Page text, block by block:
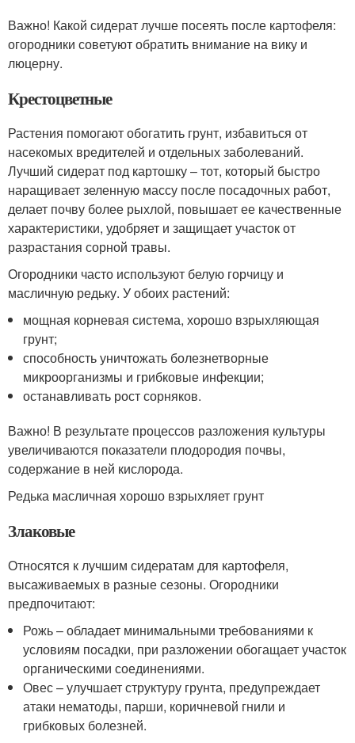
Важно! Какой сидерат лучше посеять после картофеля:
огородники советуют обратить внимание на вику и
люцерну.
Крестоцветные
Растения помогают обогатить грунт, избавиться от
насекомых вредителей и отдельных заболеваний.
Лучший сидерат под картошку – тот, который быстро
наращивает зеленную массу после посадочных работ,
делает почву более рыхлой, повышает ее качественные
характеристики, удобряет и защищает участок от
разрастания сорной травы.
Огородники часто используют белую горчицу и
масличную редьку. У обоих растений:
мощная корневая система, хорошо взрыхляющая
грунт;
способность уничтожать болезнетворные
микроорганизмы и грибковые инфекции;
останавливать рост сорняков.
Важно! В результате процессов разложения культуры
увеличиваются показатели плодородия почвы,
содержание в ней кислорода.
Редька масличная хорошо взрыхляет грунт
Злаковые
Относятся к лучшим сидератам для картофеля,
высаживаемых в разные сезоны. Огородники
предпочитают:
Рожь – обладает минимальными требованиями к
условиям посадки, при разложении обогащает участок
органическими соединениями.
Овес – улучшает структуру грунта, предупреждает
атаки нематоды, парши, коричневой гнили и
грибковых болезней.